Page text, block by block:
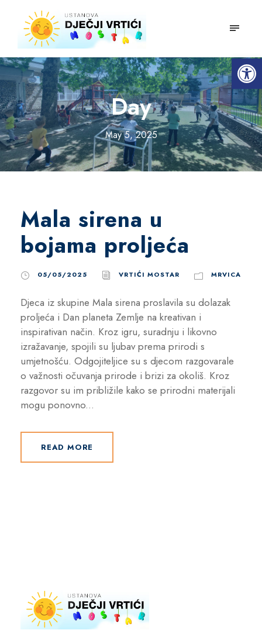
Open toolbar
Day
May 5, 2025
Mala sirena u
bojama proljeća
05/05/2025 VRTIĆI MOSTAR MRVICA
Djeca iz skupine Mala sirena proslavila su dolazak
proljeća i Dan planeta Zemlje na kreativan i
inspirativan način. Kroz igru, suradnju i likovno
izražavanje, spojili su ljubav prema prirodi s
umjetnošću. Odgojiteljice su s djecom razgovarale
o važnosti očuvanja prirode i brizi za okoliš. Kroz
razgovor su im približile kako se prirodni materijali
mogu ponovno...
READ MORE